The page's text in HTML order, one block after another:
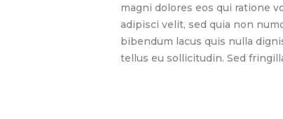
magni dolores eos qui ratione
adipisci velit, sed quia non
bibendum lacus quis nulla
tellus eu sollicitudin. Sed